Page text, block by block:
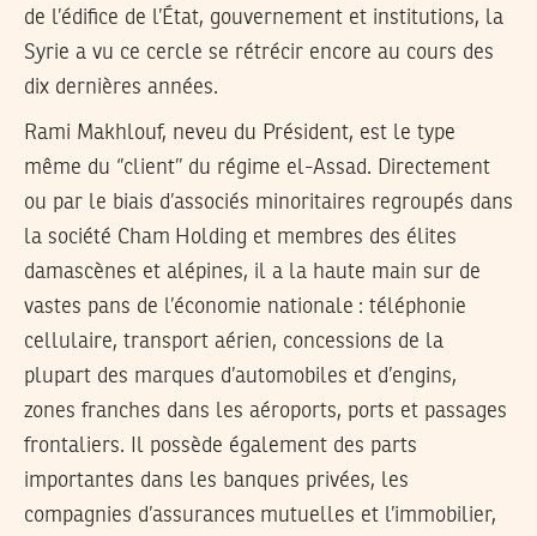
de l’édifice de l’État, gouvernement et institutions, la
Syrie a vu ce cercle se rétrécir encore au cours des
dix dernières années.
Rami Makhlouf, neveu du Président, est le type
même du ‘’client’’ du régime el-Assad. Directement
ou par le biais d’associés minoritaires regroupés dans
la société Cham Holding et membres des élites
damascènes et alépines, il a la haute main sur de
vastes pans de l’économie nationale : téléphonie
cellulaire, transport aérien, concessions de la
plupart des marques d’automobiles et d’engins,
zones franches dans les aéroports, ports et passages
frontaliers. Il possède également des parts
importantes dans les banques privées, les
compagnies d’assurances mutuelles et l’immobilier,